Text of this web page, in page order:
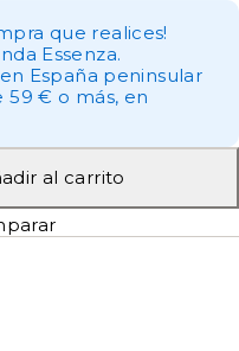
que realices!
Essenza.
España peninsular
59 € o más, en
al carrito